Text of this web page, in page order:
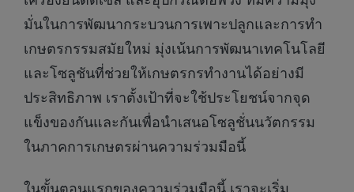
มั่นในการพัฒนากระบวนการเพาะปลูกและการทำ
เกษตรกรรมสมัยใหม่ มุ่งเน้นการพัฒนาเทคโนโลยี
และโซลูชันที่ช่วยให้เกษตรกรทำงานได้อย่างมี
ประสิทธิภาพ เราตั้งเป้าที่จะใช้ประโยชน์จากจุด
แข็งของกันและกันเพื่อนำเสนอโซลูชั่นนวัตกรรม
ในภาคการเกษตรผ่านความร่วมมือนี้
ในขั้นตอนแรกของความร่วมมือนี้ เราจะเริ่ม